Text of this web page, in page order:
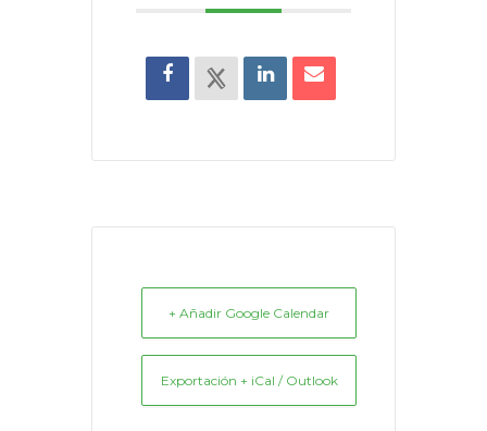
+ Añadir Google Calendar
Exportación + iCal / Outlook